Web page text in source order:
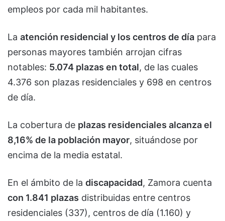
empleos por cada mil habitantes.
La atención residencial y los centros de día para
personas mayores también arrojan cifras
notables: 5.074 plazas en total, de las cuales
4.376 son plazas residenciales y 698 en centros
de día.
La cobertura de plazas residenciales alcanza el
8,16% de la población mayor, situándose por
encima de la media estatal.
En el ámbito de la discapacidad, Zamora cuenta
con 1.841 plazas distribuidas entre centros
residenciales (337), centros de día (1.160) y